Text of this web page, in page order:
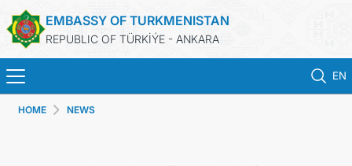
EMBASSY OF TURKMENISTAN
REPUBLIC OF TÜRKİÝE - ANKARA
EN
HOME NEWS